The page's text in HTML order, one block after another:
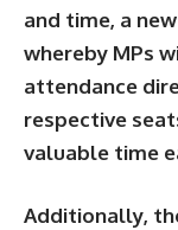
and time, a
whereby MPs
attendance
respective
valuable time
Additionally,